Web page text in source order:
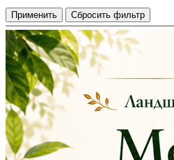
Применить Сбросить фильтр